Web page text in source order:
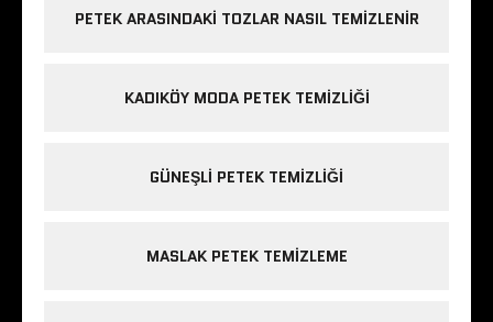
PETEK ARASINDAKI TOZLAR NASIL TEMIZLENIR
KADIKÖY MODA PETEK TEMIZLIĞI
GÜNEŞLI PETEK TEMIZLIĞI
MASLAK PETEK TEMIZLEME